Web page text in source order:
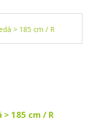
> 185 cm / R